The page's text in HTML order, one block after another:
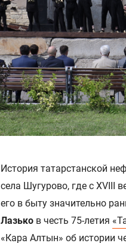
История татарстанской
села Шугурово, где с XVIII
его в быту значительно
Лазько в честь 75-летия
«Кара Алтын» об истории